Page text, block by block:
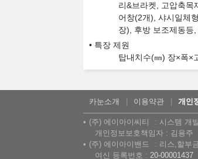
리&브라켓, 고압축목
어창(2개), 샤시일체
장), 후방 보조제동등
특장 제원
탑내치수(㎜) 장×폭×
카눈소개 이용약관 개인
(주) 에이아이씨티 시스템 개
개인정보보호책임자 : 김용주
(주) 에이아이밴드
리스,할부
여신 등록번호 : 20-00001437